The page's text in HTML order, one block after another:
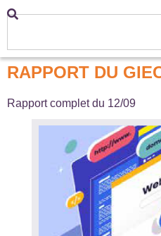
RAPPORT DU
Rapport complet du 12/09